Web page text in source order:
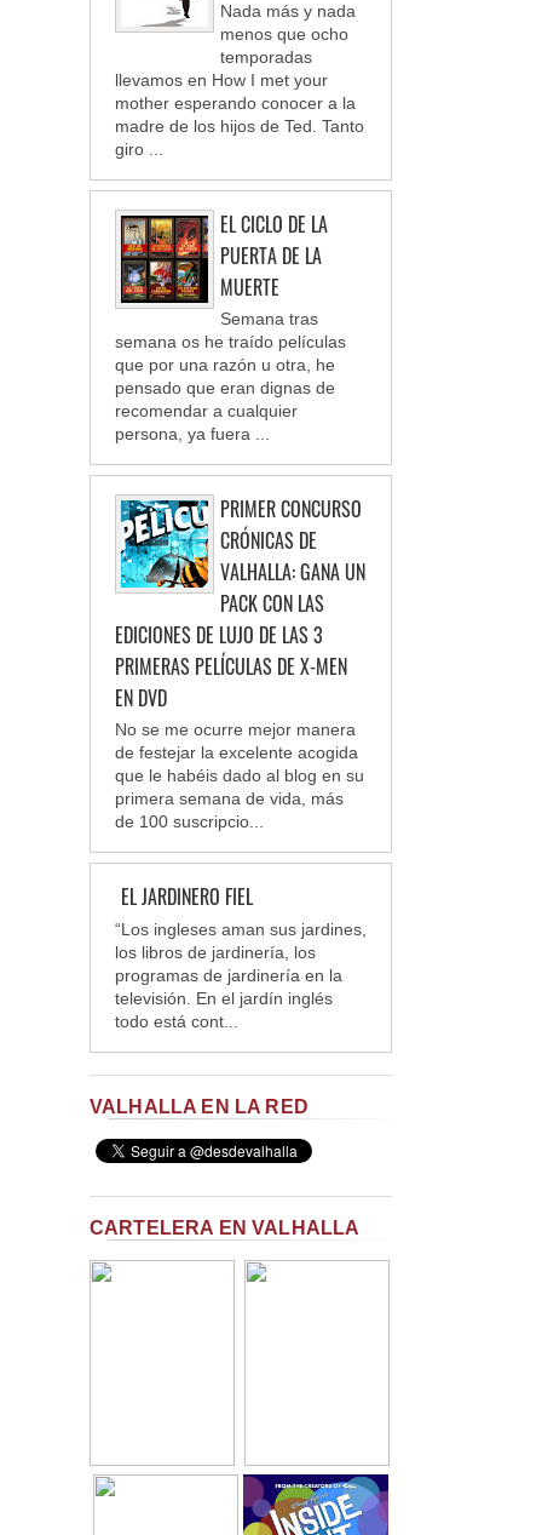
Nada más y nada
menos que ocho
temporadas
llevamos en How I met your
mother esperando conocer a la
madre de los hijos de Ted. Tanto
giro ...
EL CICLO DE LA
PUERTA DE LA
MUERTE
Semana tras
semana os he traído películas
que por una razón u otra, he
pensado que eran dignas de
recomendar a cualquier
persona, ya fuera ...
PRIMER CONCURSO
CRÓNICAS DE
VALHALLA: GANA UN
PACK CON LAS
EDICIONES DE LUJO DE LAS 3
PRIMERAS PELÍCULAS DE X-MEN
EN DVD
No se me ocurre mejor manera
de festejar la excelente acogida
que le habéis dado al blog en su
primera semana de vida, más
de 100 suscripcio...
EL JARDINERO FIEL
“Los ingleses aman sus jardines,
los libros de jardinería, los
programas de jardinería en la
televisión. En el jardín inglés
todo está cont...
VALHALLA EN LA RED
CARTELERA EN VALHALLA